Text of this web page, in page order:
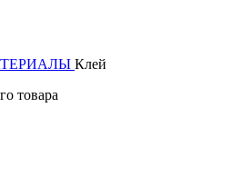
Клей
товара